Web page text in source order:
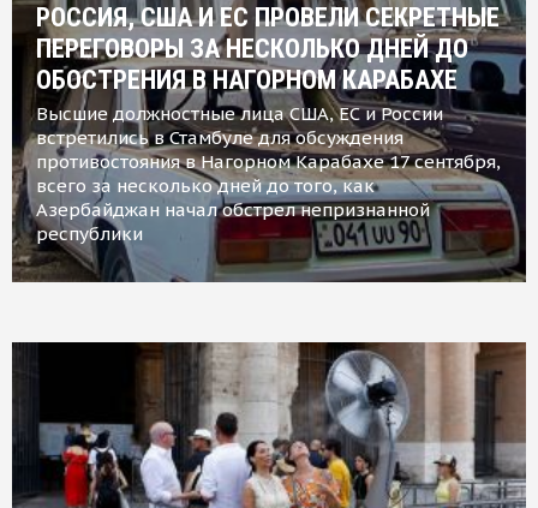
РОССИЯ, США И ЕС ПРОВЕЛИ СЕКРЕТНЫЕ
ПЕРЕГОВОРЫ ЗА НЕСКОЛЬКО ДНЕЙ ДО
ОБОСТРЕНИЯ В НАГОРНОМ КАРАБАХЕ
Высшие должностные лица США, ЕС и России
встретились в Стамбуле для обсуждения
противостояния в Нагорном Карабахе 17 сентября,
всего за несколько дней до того, как
Азербайджан начал обстрел непризнанной
республики